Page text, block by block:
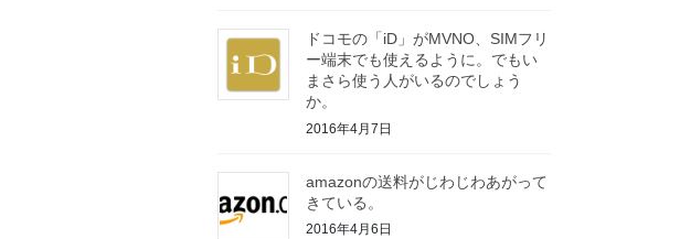
ドコモの「iD」がMVNO、SIMフリ
ー端末でも使えるように。でもい
まさら使う人がいるのでしょう
か。
2016年4月7日
amazonの送料がじわじわあがって
きている。
2016年4月6日